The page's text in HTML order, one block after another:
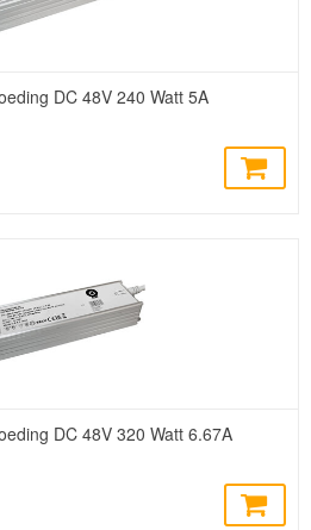
DC 48V 240 Watt 5A
DC 48V 320 Watt 6.67A